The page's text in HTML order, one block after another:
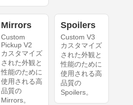
Mirrors
Custom
Pickup V2
カスタマイズ
された外観と
性能のために
使用される高
品質の
Mirrors。
Spoilers
Custom V3
カスタマイズ
された外観と
性能のために
使用される高
品質の
Spoilers。